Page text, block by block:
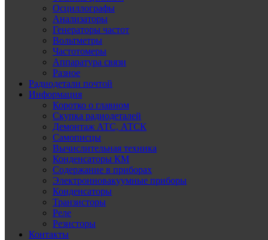
Осциллографы
Анализаторы
Генераторы частот
Вольтметры
Частотомеры
Аппаратура связи
Разное
Радиодетали почтой
Информация
Коротко о главном
Скупка радиодеталей
Демонтаж АТС, АТСК
Самописцы
Вычислительная техника
Конденсаторы КМ
Содержание в приборах
Электронновакуумные приборы
Конденсаторы
Транзисторы
Реле
Резисторы
Контакты